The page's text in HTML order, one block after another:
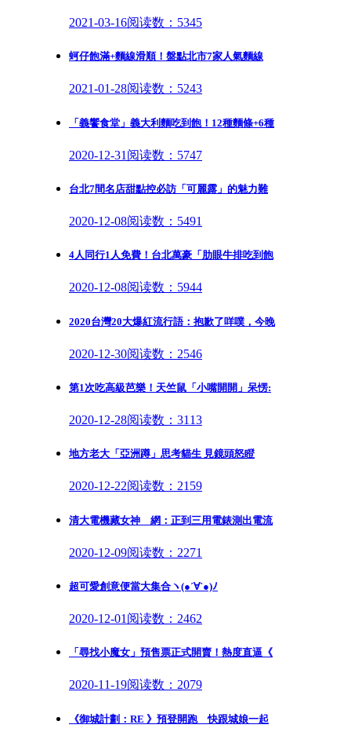
2021-03-16阅读数：5345
蚵仔飽滿+麵線滑順！盤點北市7家人氣麵線
2021-01-28阅读数：5243
「義饗食堂」義大利麵吃到飽！12種麵條+6種
2020-12-31 阅读数：5747
台北7間名店甜點控必訪「可麗露」的魅力難
2020-12-08阅读数：5491
4人同行1人免費！台北萬豪「肋眼牛排吃到飽
2020-12-08阅读数：5944
2020台灣20大爆紅流行語：抱歉了咩噗，今晚
2020-12-30阅读数：2546
第1次吃高級芭樂！天竺鼠「小嘴開開」呆愣:
2020-12-28阅读数：3113
地方老大「亞洲蹲」思考貓生 見鏡頭怒瞪
2020-12-22阅读数：2159
清大電機藏女神 網：正到三用電錶測出電流
2020-12-09阅读数：2271
超可愛創意便當大集合ヽ(●´∀`●)ﾉ
2020-12-01 阅读数：2462
「尋找小魔女」預售票正式開賣！熱度直逼《
2020-11-19阅读数：2079
《御城計劃：RE 》預登開跑 快跟城娘一起